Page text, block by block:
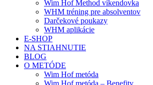
Wim Hof Method víkendovka
WHM tréning pre absolventov
Darčekové poukazy
WHM aplikácie
E-SHOP
NA STIAHNUTIE
BLOG
O METÓDE
Wim Hof metóda
Wim Hof metóda – Benefity